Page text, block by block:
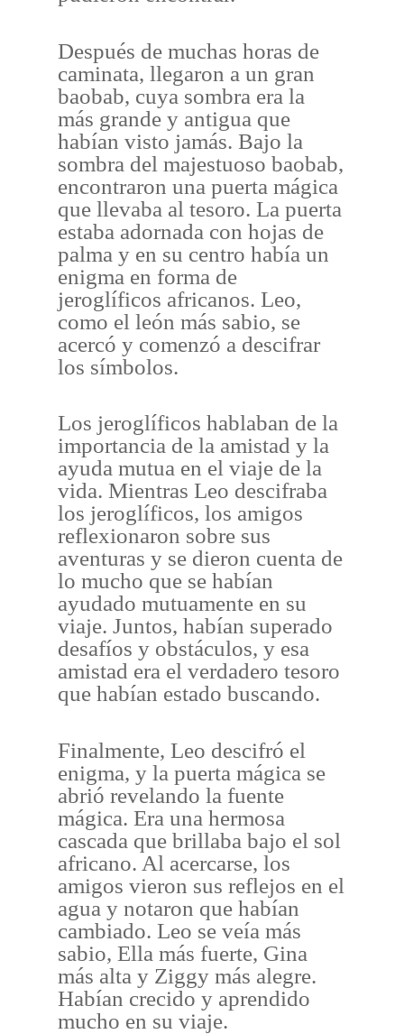
Después de muchas horas de
caminata, llegaron a un gran
baobab, cuya sombra era la
más grande y antigua que
habían visto jamás. Bajo la
sombra del majestuoso baobab,
encontraron una puerta mágica
que llevaba al tesoro. La puerta
estaba adornada con hojas de
palma y en su centro había un
enigma en forma de
jeroglíficos africanos. Leo,
como el león más sabio, se
acercó y comenzó a descifrar
los símbolos.
Los jeroglíficos hablaban de la
importancia de la amistad y la
ayuda mutua en el viaje de la
vida. Mientras Leo descifraba
los jeroglíficos, los amigos
reflexionaron sobre sus
aventuras y se dieron cuenta de
lo mucho que se habían
ayudado mutuamente en su
viaje. Juntos, habían superado
desafíos y obstáculos, y esa
amistad era el verdadero tesoro
que habían estado buscando.
Finalmente, Leo descifró el
enigma, y la puerta mágica se
abrió revelando la fuente
mágica. Era una hermosa
cascada que brillaba bajo el sol
africano. Al acercarse, los
amigos vieron sus reflejos en el
agua y notaron que habían
cambiado. Leo se veía más
sabio, Ella más fuerte, Gina
más alta y Ziggy más alegre.
Habían crecido y aprendido
mucho en su viaje.